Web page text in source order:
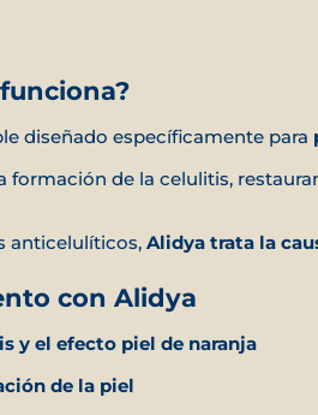
diseñado específicamente para
formación de la celulitis,
anticelulíticos, Alidya trata la
con Alidya
y el efecto piel de naranja
de la piel